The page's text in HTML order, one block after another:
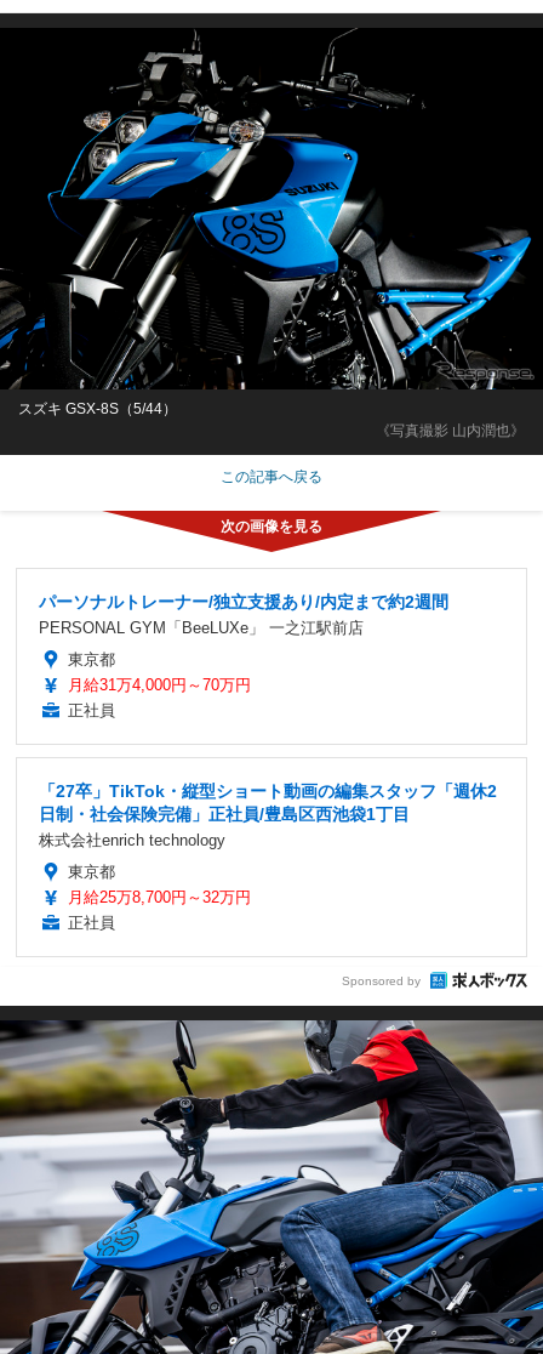
《写真撮影 山内潤也》
スズキ GSX-8S（5/44）
この記事へ戻る
パーソナルトレーナー/独立支援あり/内定まで約2週間
PERSONAL GYM「BeeLUXe」 一之江駅前店
東京都
月給31万4,000円～70万円
正社員
「27卒」TikTok・縦型ショート動画の編集スタッフ「週休2
日制・社会保険完備」正社員/豊島区西池袋1丁目
株式会社enrich technology
東京都
月給25万8,700円～32万円
正社員
Sponsored by